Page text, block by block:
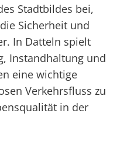
Stadtbildes bei,
Sicherheit und
In Datteln spielt
Instandhaltung und
eine wichtige
Verkehrsfluss zu
in der